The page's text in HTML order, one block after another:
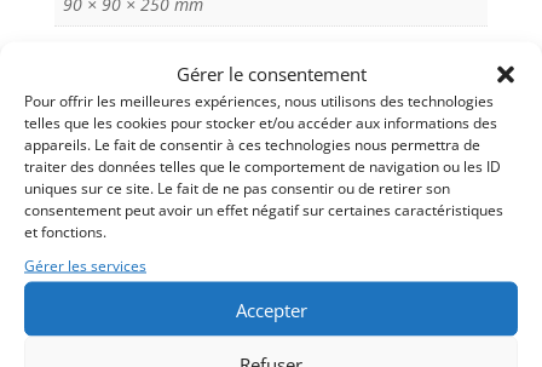
Gérer le consentement
Pour offrir les meilleures expériences, nous utilisons des technologies
telles que les cookies pour stocker et/ou accéder aux informations des
appareils. Le fait de consentir à ces technologies nous permettra de
traiter des données telles que le comportement de navigation ou les ID
uniques sur ce site. Le fait de ne pas consentir ou de retirer son
consentement peut avoir un effet négatif sur certaines caractéristiques
et fonctions.
Gérer les services
Accepter
Nous avons élaboré et fabriqué ce rhum arrangé ou
punch au rhum à Saint Gilles dans le Gard.
La bouteille contient 50CL Liquide et fruits